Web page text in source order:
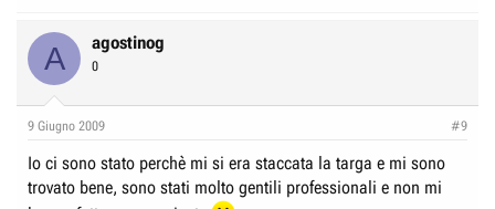
A agostinog
0
9 Giugno 2009 #9
Io ci sono stato perchè mi si era staccata la targa e mi sono
trovato bene, sono stati molto gentili professionali e non mi